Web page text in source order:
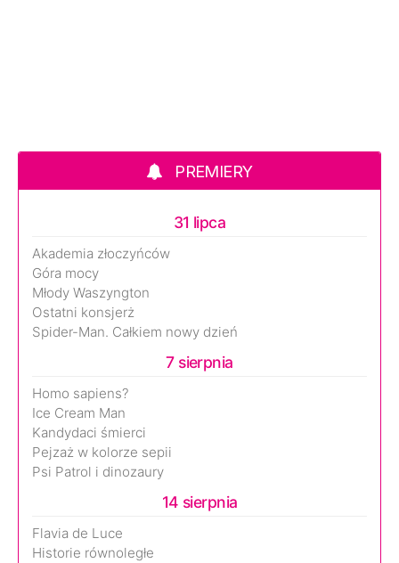
PREMIERY
31 lipca
Akademia złoczyńców
Góra mocy
Młody Waszyngton
Ostatni konsjerż
Spider-Man. Całkiem nowy dzień
7 sierpnia
Homo sapiens?
Ice Cream Man
Kandydaci śmierci
Pejzaż w kolorze sepii
Psi Patrol i dinozaury
14 sierpnia
Flavia de Luce
Historie równoległe